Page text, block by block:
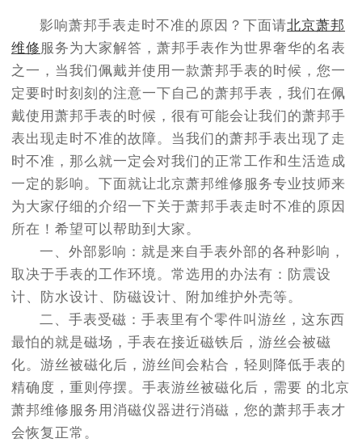
节假日正常营业！
影响萧邦手表走时不准的原因？下面请北京萧邦
维修 服务为大家解答，萧邦手表作为世界奢华的名表
之一，当我们佩戴并使用一款萧邦手表的时候，您一
定要时时刻刻的注意一下自己的萧邦手表，我们在佩
戴使用萧邦手表的时候，很有可能会让我们的萧邦手
表出现走时不准的故障。当我们的萧邦手表出现了走
时不准，那么就一定会对我们的正常工作和生活造成
一定的影响。下面就让北京萧邦维修服务专业技师来
为大家仔细的介绍一下关于萧邦手表走时不准的原因
所在！希望可以帮助到大家。
一、外部影响：就是来自手表外部的各种影响，
取决于手表的工作环境。常选用的办法有：防震设
计、防水设计、防磁设计、附加维护外壳等。
二、手表受磁：手表里有个零件叫游丝，这东西
最怕的就是磁场，手表在接近磁铁后，游丝会被磁
化。游丝被磁化后，游丝间会粘合，轻则降低手表的
精确度，重则停摆。手表游丝被磁化后，需要 的北京
萧邦维修服务用消磁仪器进行消磁，您的萧邦手表才
会恢复正常。